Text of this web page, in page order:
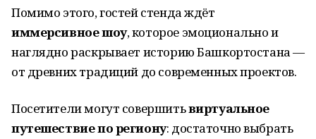
Помимо этого, гостей стенда ждёт
иммерсивное шоу, которое эмоционально и
наглядно раскрывает историю Башкортостана —
от древних традиций до современных проектов.
Посетители могут совершитьвиртуальное
путешествие по региону: достаточно выбрать